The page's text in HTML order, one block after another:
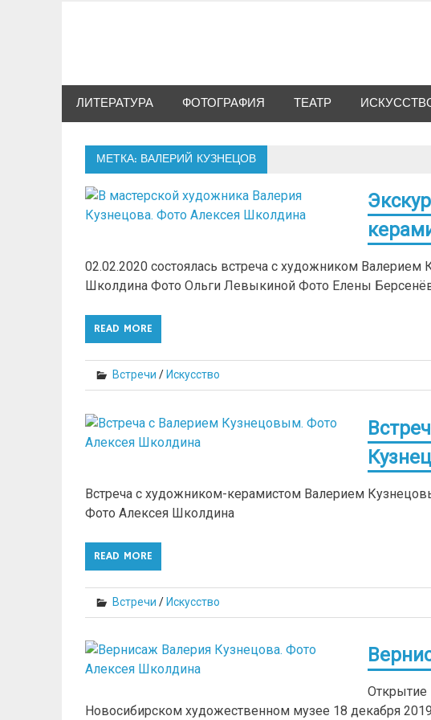
ЛИТЕРАТУРА ФОТОГРАФИЯ ТЕАТР
МЕТКА: ВАЛЕРИЙ КУЗНЕЦОВ
02.02.2020 состоялась встреча с художником
Школдина Фото Ольги Левыкиной Фото Елены
READ MORE
Встречи / Искусство
Встреча с художником-керамистом Валерием
Фото Алексея Школдина
READ MORE
Встречи /Искусство
Открытие
Новосибирском художественном музее 18 декабря